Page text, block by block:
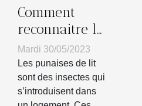
Comment
reconnaitre la
présence des
punaises de lit
?
Mardi 30/05/2023
Les punaises de lit
sont des insectes qui
s’introduisent dans